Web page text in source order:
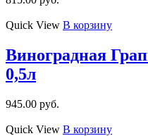
Quick View В корзину
Виноградная
0,5л
945.00 руб.
Quick View В корзину